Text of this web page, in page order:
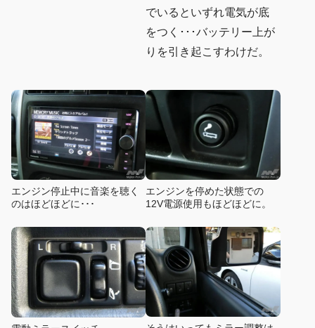
でいるといずれ電気が底
をつく･･･バッテリー上が
りを引き起こすわけだ。
エンジン停止中に音楽を聴く
のはほどほどに･･･
エンジンを停めた状態での
12V電源使用もほどほどに。